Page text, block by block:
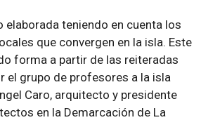
elaborada teniendo en cuenta los
que convergen en la isla. Este
forma a partir de las reiteradas
el grupo de profesores a la isla
Caro, arquitecto y presidente
en la Demarcación de La